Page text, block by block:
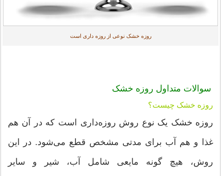
روزه خشک نوعی از روزه داری است
سوالات متداول روزه خشک
روزه خشک چیست؟
روزه خشک یک نوع روش روزه‌داری است که در آن هم
غذا و هم آب برای مدتی مشخص قطع می‌شود. در این
روش، هیچ گونه مایعی شامل آب، شیر و سایر